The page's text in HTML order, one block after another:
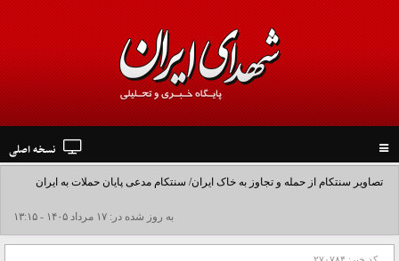
navigation
نسخه اصلی
تصاویر سنتکام از حمله و تجاوز به خاک ایران/ سنتکام مدعی پایان حملات به ایران
شد+فیلم به روز شده در: ۱۷ مرداد ۱۴۰۵ - ۱۳:۱۵